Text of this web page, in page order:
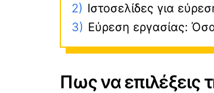
2) Ιστοσελίδες για
3) Εύρεση εργασίας:
Πως να επιλέξεις